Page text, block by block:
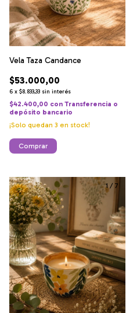
Vela Taza Candance
$53.000,00
6 x $8.833,33 sin interés
$42.400,00 con Transferencia o
depósito bancario
¡Solo quedan 3 en stock!
Comprar
1 / 7